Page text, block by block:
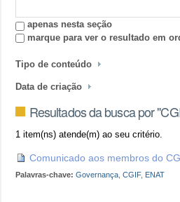
apenas nesta seção
marque para ver o resultado em
Tipo de conteúdo
Data de criação
Resultados da busca por
1 item(ns) atende(m) ao seu critério.
Comunicado aos membros do
Palavras-chave: Governança, CGIF, ENAT